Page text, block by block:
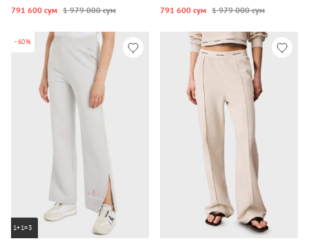
791 600 сум 1 979 000 сум 791 600 сум 1 979 000 сум
-60%
1+1=3